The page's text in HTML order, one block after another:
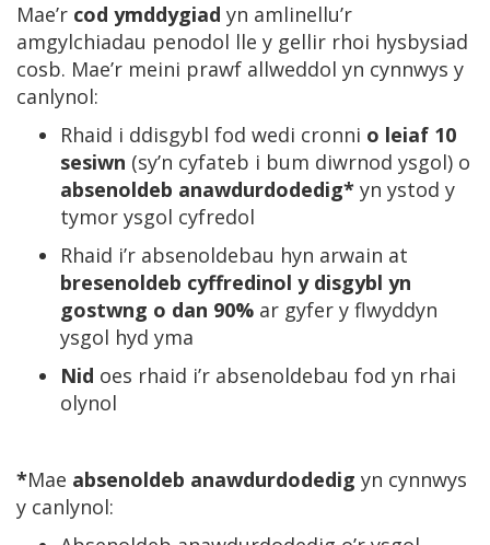
Mae’r cod ymddygiad yn amlinellu’r
amgylchiadau penodol lle y gellir rhoi hysbysiad
cosb. Mae’r meini prawf allweddol yn cynnwys y
canlynol:
Rhaid i ddisgybl fod wedi cronni o leiaf 10
sesiwn (sy’n cyfateb i bum diwrnod ysgol) o
absenoldeb anawdurdodedig* yn ystod y
tymor ysgol cyfredol
Rhaid i’r absenoldebau hyn arwain at
bresenoldeb cyffredinol y disgybl yn
gostwng o dan 90% ar gyfer y flwyddyn
ysgol hyd yma
Nid oes rhaid i’r absenoldebau fod yn rhai
olynol
*Mae absenoldeb anawdurdodedig yn cynnwys
y canlynol: